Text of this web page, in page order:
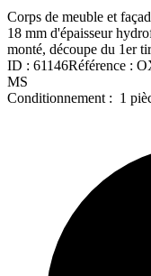
Corps de meuble et
18 mm d'épaisseur
monté, découpe du 1er
ID : 61146Référence :
MS
Conditionnement : 1